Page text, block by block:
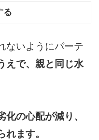
る
ないようにパーテ
えで、親と同じ水
化の心配が減り、
ます。